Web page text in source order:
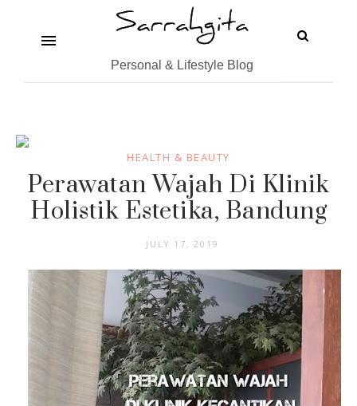
Personal & Lifestyle Blog
HEALTH & BEAUTY
Perawatan Wajah Di Klinik
Holistik Estetika, Bandung
JULY 17, 2019